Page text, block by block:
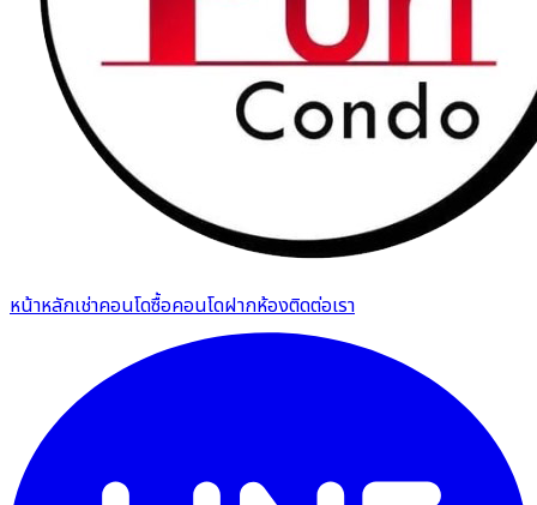
หน้าหลักเช่าคอนโดซื้อคอนโดฝากห้องติดต่อเรา